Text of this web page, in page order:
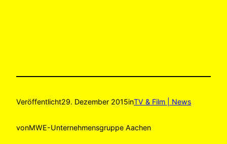
Veröffentlicht29. Dezember 2015inTV & Film | News
vonMWE-Unternehmensgruppe Aachen